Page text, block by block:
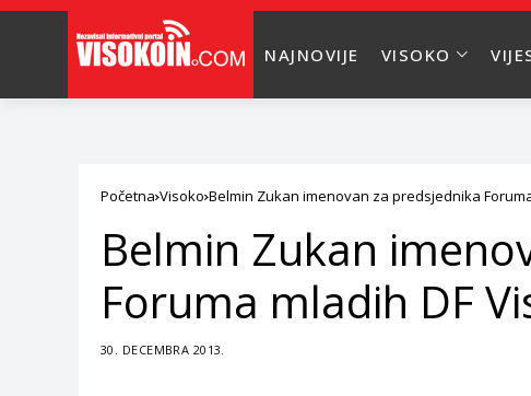
NAJNOVIJE VISOKO
Početna Visoko Belmin Zukan imenovan za predsjednika
Belmin Zukan
Foruma mladih DF
30. DECEMBRA 2013.